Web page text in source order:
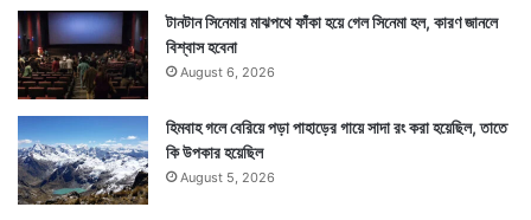
টানটান সিনেমার মাঝপথে ফাঁকা হয়ে গেল সিনেমা হল, কারণ জানলে
বিশ্বাস হবেনা
August 6, 2026
হিমবাহ গলে বেরিয়ে পড়া পাহাড়ের গায়ে সাদা রং করা হয়েছিল, তাতে
কি উপকার হয়েছিল
August 5, 2026